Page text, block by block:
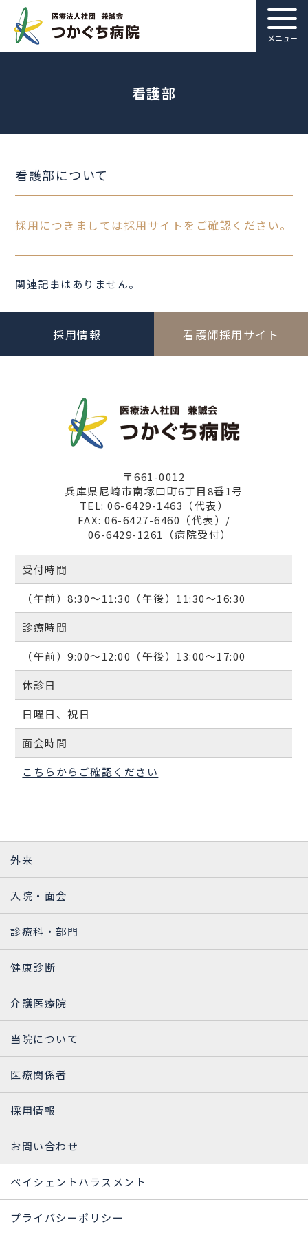
メニュー
看護部
看護部について
採用につきましては採用サイトをご確認ください。
関連記事はありません。
採用情報 看護師採用サイト
〒661-0012
兵庫県尼崎市南塚口町6丁目8番1号
TEL: 06-6429-1463（代表）
FAX: 06-6427-6460（代表）/
06-6429-1261（病院受付）
受付時間
（午前）8:30～11:30（午後）11:30～16:30
診療時間
（午前）9:00～12:00（午後）13:00～17:00
休診日
日曜日、祝日
面会時間
こちらからご確認ください
外来
入院・面会
診療科・部門
健康診断
介護医療院
当院について
医療関係者
採用情報
お問い合わせ
ペイシェントハラスメント
プライバシーポリシー